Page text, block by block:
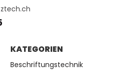
KATEGORIEN
Beschriftungstechnik